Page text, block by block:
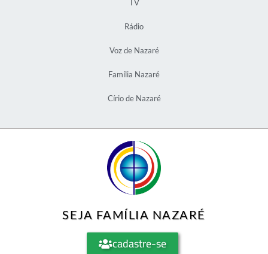
TV
Rádio
Voz de Nazaré
Família Nazaré
Círio de Nazaré
SEJA FAMÍLIA NAZARÉ
cadastre-se